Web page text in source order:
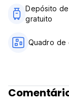
Depósito
gratuito
Quadro de